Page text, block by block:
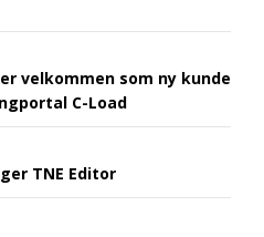
velkommen som ny kunde
C-Load
TNE Editor